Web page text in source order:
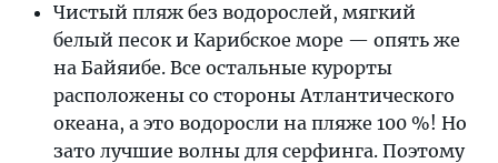
Чистый пляж без водорослей, мягкий
белый песок и Карибское море — опять же
на Байяибе. Все остальные курорты
расположены со стороны Атлантического
океана, а это водоросли на пляже 100 %! Но
зато лучшие волны для серфинга. Поэтому